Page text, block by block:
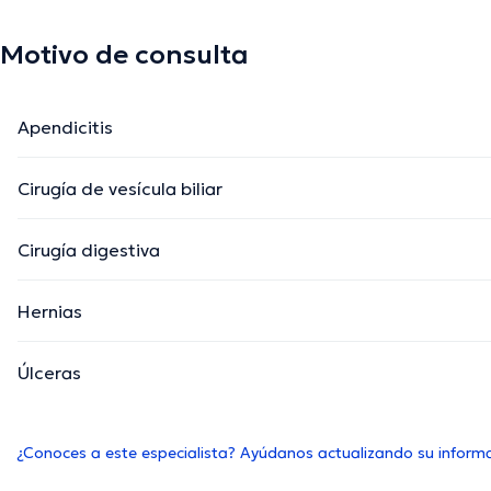
Motivo de consulta
Apendicitis
Cirugía de vesícula biliar
Cirugía digestiva
Hernias
Úlceras
¿Conoces a este especialista? Ayúdanos actualizando su